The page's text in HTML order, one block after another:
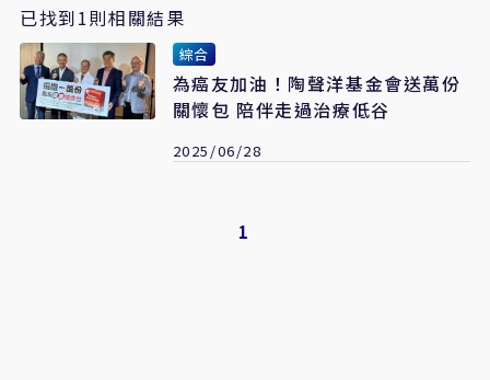
已找到1則相關結果
綜合
為癌友加油！陶聲洋基金會送萬份
關懷包 陪伴走過治療低谷
2025/06/28
1